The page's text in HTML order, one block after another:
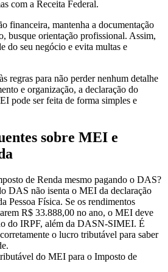
com a Receita Federal.
financeira, mantenha a documentação
busque orientação profissional. Assim,
do seu negócio e evita multas e
regras para não perder nenhum detalhe
e organização, a declaração do
pode ser feita de forma simples e
sobre MEI e
de Renda mesmo pagando o DAS?
DAS não isenta o MEI da declaração
Pessoa Física. Se os rendimentos
R$ 33.888,00 no ano, o MEI deve
do IRPF, além da DASN-SIMEI. É
o lucro tributável para saber
do MEI para o Imposto de